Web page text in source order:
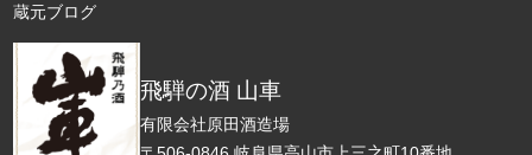
飛騨の酒 山車
有限会社原田酒造場
蔵元ブログ